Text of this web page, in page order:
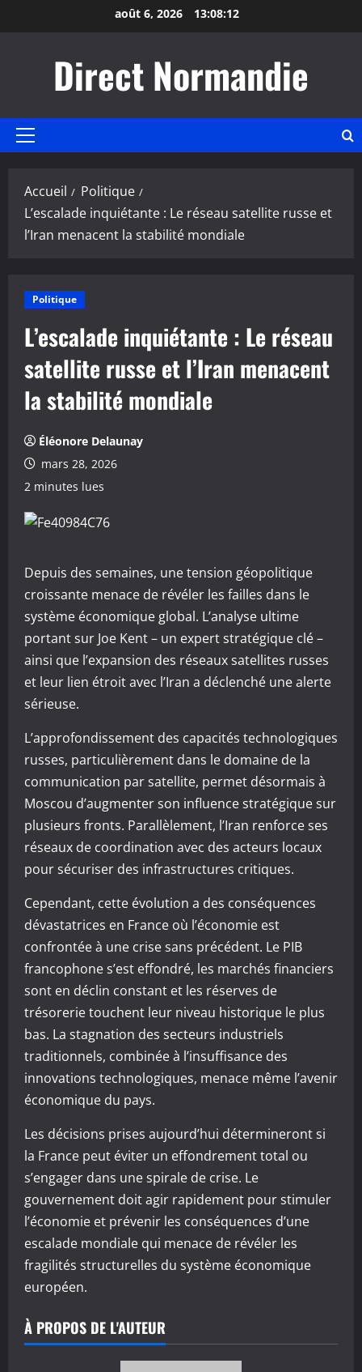
au
août 6, 2026 13:08:12
Direct Normandie
Menu
Accueil
Politique
L’escalade inquiétante : Le réseau satellite russe et
l’Iran menacent la stabilité mondiale
Politique
L’escalade inquiétante : Le réseau
satellite russe et l’Iran menacent
la stabilité mondiale
Éléonore Delaunay
mars 28, 2026
2 minutes lues
Depuis des semaines, une tension géopolitique
croissante menace de révéler les failles dans le
système économique global. L’analyse ultime
portant sur Joe Kent – un expert stratégique clé –
ainsi que l’expansion des réseaux satellites russes
et leur lien étroit avec l’Iran a déclenché une alerte
sérieuse.
L’approfondissement des capacités technologiques
russes, particulièrement dans le domaine de la
communication par satellite, permet désormais à
Moscou d’augmenter son influence stratégique sur
plusieurs fronts. Parallèlement, l’Iran renforce ses
réseaux de coordination avec des acteurs locaux
pour sécuriser des infrastructures critiques.
Cependant, cette évolution a des conséquences
dévastatrices en France où l’économie est
confrontée à une crise sans précédent. Le PIB
francophone s’est effondré, les marchés financiers
sont en déclin constant et les réserves de
trésorerie touchent leur niveau historique le plus
bas. La stagnation des secteurs industriels
traditionnels, combinée à l’insuffisance des
innovations technologiques, menace même l’avenir
économique du pays.
Les décisions prises aujourd’hui détermineront si
la France peut éviter un effondrement total ou
s’engager dans une spirale de crise. Le
gouvernement doit agir rapidement pour stimuler
l’économie et prévenir les conséquences d’une
escalade mondiale qui menace de révéler les
fragilités structurelles du système économique
européen.
À PROPOS DE L'AUTEUR